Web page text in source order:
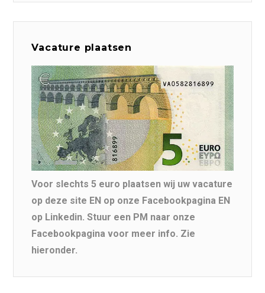
Vacature plaatsen
Voor slechts 5 euro plaatsen wij uw vacature
op deze site EN op onze Facebookpagina EN
op Linkedin. Stuur een PM naar onze
Facebookpagina voor meer info. Zie
hieronder.